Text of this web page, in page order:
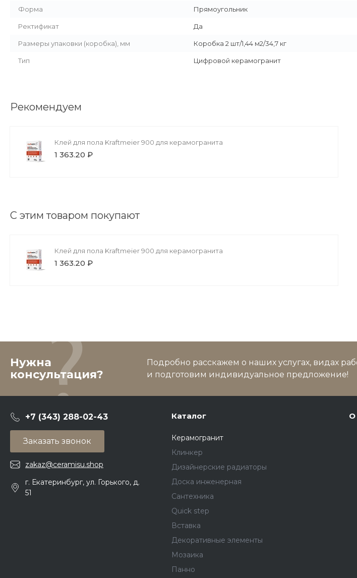
Форма Прямоугольник
Ректификат Да
Размеры упаковки (коробка), мм Коробка 2 шт/1,44 м2/34,7 кг
Тип Цифровой керамогранит
Рекомендуем
Клей для пола Kraftmeier 900 для керамогранита
1 363.20 ₽
С этим товаром покупают
Клей для пола Kraftmeier 900 для керамогранита
1 363.20 ₽
Нужна
консультация?
Подробно расскажем о наших услугах, видах
и подготовим индивидуальное предложение!
+7 (343) 288-02-43
Заказать звонок
zakaz@ceramisu.shop
г. Екатеринбург, ул. Горького, д.
51
Каталог
Керамогранит
Клинкер
Дизайнерские радиаторы
Доска инженерная
Сантехника
Quick step
Вставка
Декоративные элементы
Мозаика
Панно
О